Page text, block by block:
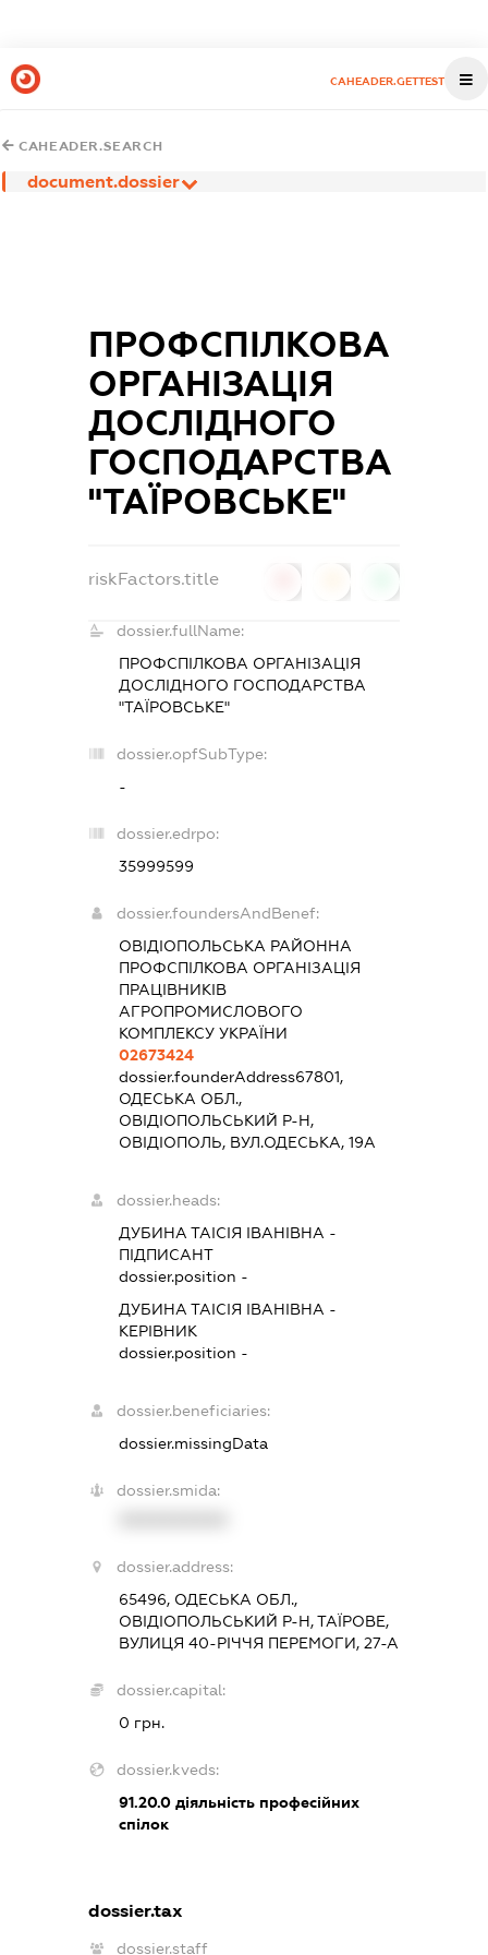
CAHEADER.GETTEST
CAHEADER.SEARCH
document.dossier
ПРОФСПІЛКОВА
ОРГАНІЗАЦІЯ
ДОСЛІДНОГО
ГОСПОДАРСТВА
"ТАЇРОВСЬКЕ"
riskFactors.title
dossier.fullName:
ПРОФСПІЛКОВА ОРГАНІЗАЦІЯ
ДОСЛІДНОГО ГОСПОДАРСТВА
"ТАЇРОВСЬКЕ"
dossier.opfSubType:
-
dossier.edrpo:
35999599
dossier.foundersAndBenef:
ОВІДІОПОЛЬСЬКА РАЙОННА
ПРОФСПІЛКОВА ОРГАНІЗАЦІЯ
ПРАЦІВНИКІВ
АГРОПРОМИСЛОВОГО
КОМПЛЕКСУ УКРАЇНИ
02673424
dossier.founderAddress67801,
ОДЕСЬКА ОБЛ.,
ОВІДІОПОЛЬСЬКИЙ Р-Н,
ОВІДІОПОЛЬ, ВУЛ.ОДЕСЬКА, 19А
dossier.heads:
ДУБИНА ТАІСІЯ ІВАНІВНА -
ПІДПИСАНТ
dossier.position -
ДУБИНА ТАІСІЯ ІВАНІВНА -
КЕРІВНИК
dossier.position -
dossier.beneficiaries:
dossier.missingData
dossier.smida:
dossier.address:
65496, ОДЕСЬКА ОБЛ.,
ОВІДІОПОЛЬСЬКИЙ Р-Н, ТАЇРОВЕ,
ВУЛИЦЯ 40-РІЧЧЯ ПЕРЕМОГИ, 27-А
dossier.capital:
0 грн.
dossier.kveds:
91.20.0діяльність професійних
спілок
dossier.tax
dossier.staff